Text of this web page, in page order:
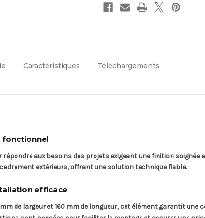
Caractéristiques Téléchargements
fonctionnel
répondre aux besoins des projets exigeant une finition
extérieurs, offrant une solution technique fiable.
efficace
de largeur et 160 mm de longueur, cet élément garantit